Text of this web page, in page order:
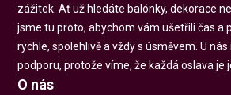
zážitek. Ať už hledáte balónky, dekorace
jsme tu proto, abychom vám ušetřili čas a
rychle, spolehlivě a vždy s úsměvem. U
podporu, protože víme, že každá oslava je
O nás